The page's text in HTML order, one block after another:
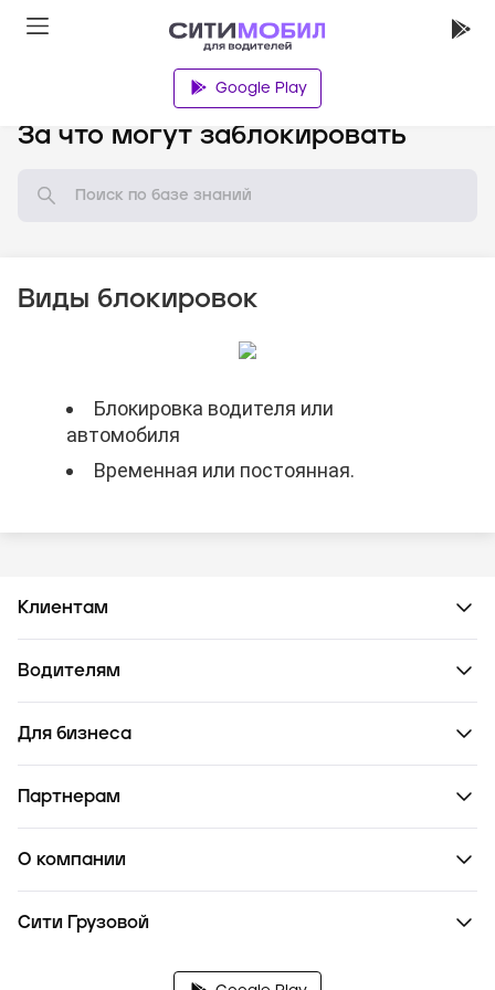
Google Play
За что могут заблокировать
Виды блокировок
Блокировка водителя или
автомобиля
Временная или постоянная.
Блокировка водителя или
автомобиля
Временная или постоянная.
Блокировка водителя или
автомобиля
Временная или постоянная.
Клиентам
Водителям
Для бизнеса
Партнерам
О компании
Сити Грузовой